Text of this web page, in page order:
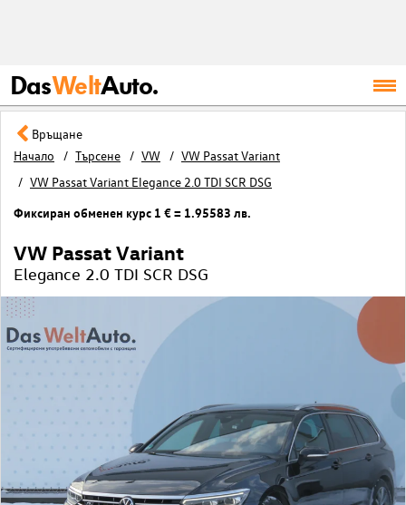
DasWeltAuto.
Връщане
Начало
Търсене VW
VW Passat Variant
VW Passat Variant Elegance 2.0 TDI SCR DSG
Фиксиран обменен курс 1 € = 1.95583 лв.
VW Passat Variant
Elegance 2.0 TDI SCR DSG